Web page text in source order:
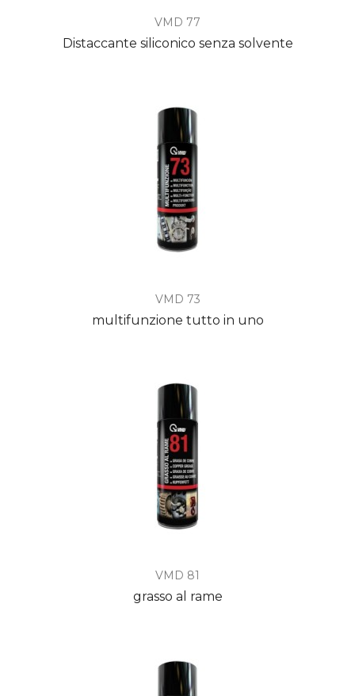
VMD 77
Distaccante siliconico senza solvente
VMD 73
multifunzione tutto in uno
VMD 81
grasso al rame